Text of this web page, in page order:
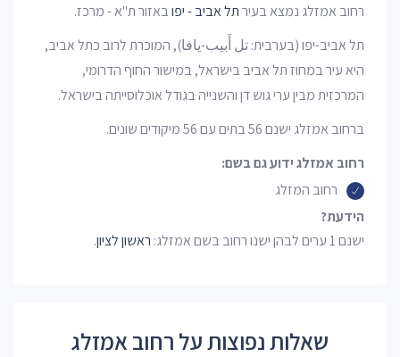
רחוב אמזלג נמצא בעירתל אביב - יפובאזור ת"א - מרכז.
תל אביב-יפו (בערבית: تل أَبيب-يافا), המוכרת לרוב כתל אביב,
היא עיר במחוז תל אביב בישראל, במישור החוף הדרומי,
המרכזית מבין ערי גוש דן והשנייה בגודל אוכלוסייתה בישראל.
ברחוב אמזלג ישנם 56 בתים עם 56 מיקודים שונים.
רחוב אמזלג ידוע גם בשם:
רחוב המזלג
הידעת?
ישנם 1 ערים לבהן ישנו רחוב בשם אמזלג:
ראשון לציון.
שאלות נפוצות על רחוב אמזלג